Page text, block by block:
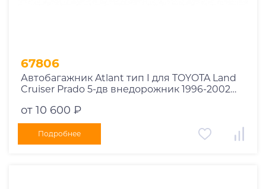
67806
Автобагажник Atlant тип I для TOYOTA Land
Cruiser Prado 5-дв внедорожник 1996-2002
10002+11115+11115
от 10 600 ₽
Подробнее